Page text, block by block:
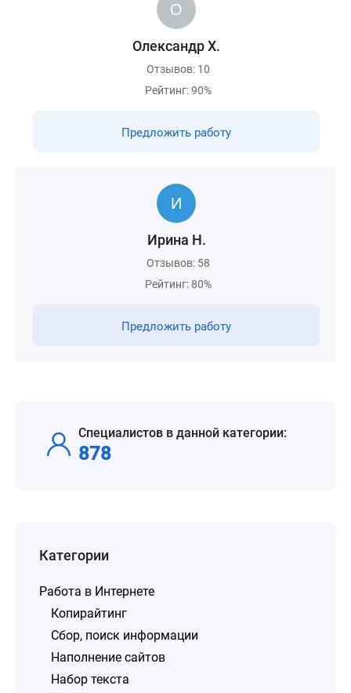
Олександр Х.
Отзывов: 10
Рейтинг: 90%
Предложить работу
Ирина Н.
Отзывов: 58
Рейтинг: 80%
Предложить работу
Специалистов в данной категории:
878
Категории
Работа в Интернете
Копирайтинг
Сбор, поиск информации
Наполнение сайтов
Набор текста